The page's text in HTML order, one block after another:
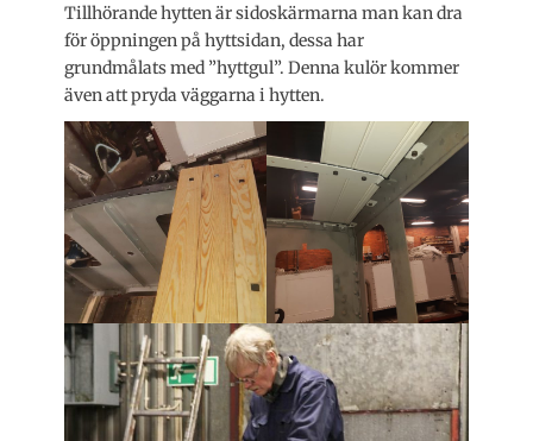
Tillhörande hytten är sidoskärmarna man kan dra
för öppningen på hyttsidan, dessa har
grundmålats med ”hyttgul”. Denna kulör kommer
även att pryda väggarna i hytten.